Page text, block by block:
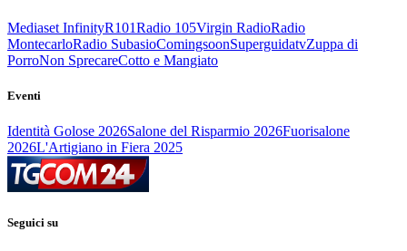
Mediaset InfinityR101Radio 105Virgin RadioRadio
MontecarloRadio SubasioComingsoonSuperguidatvZuppa di
PorroNon SprecareCotto e Mangiato
Eventi
Identità Golose 2026Salone del Risparmio 2026Fuorisalone
2026L'Artigiano in Fiera 2025
Seguici su